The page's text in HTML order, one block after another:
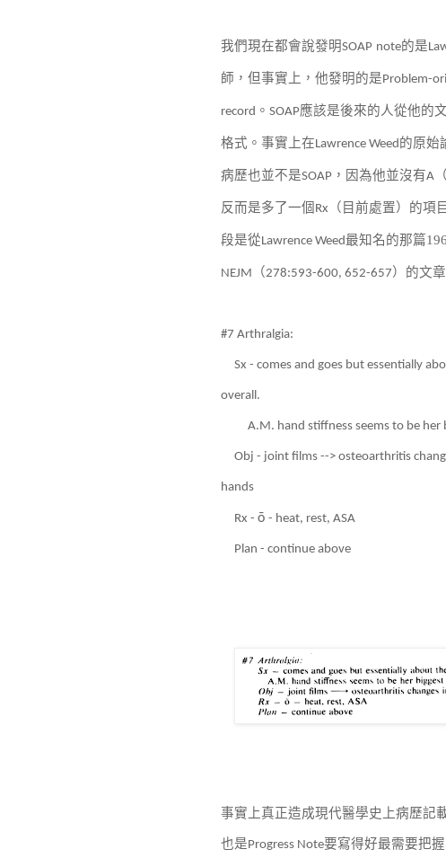
我們現在都會說發明SOAP note的是
師，但事實上，他發明的是 Problem-
record 。 SOAP應該是後來的人從他的
格式。事實上在 Lawrence Weed 的原始
病歷也並不是SOAP ，因為他並沒有A （
反而是多了一個 Rx （目前處置）的項
段是從 Lawrence Weed最知名的那篇
NEJM （278:593-600, 652-657 ）的文
#7 Arthralgia:
Sx - comes and goes but essentially
overall.
A.M. hand stiffness seems to be her
Obj - joint films --> osteoarthritis
hands
Rx - ō - heat, rest, ASA
Plan - continue above
事實上真正造成現代醫學史上病歷記
也是Progress Note要寫得好最需要把